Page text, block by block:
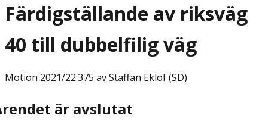
Färdigställande av riksväg
40 till dubbelfilig väg
Motion 2021/22:375 av Staffan Eklöf (SD)
är avslutat